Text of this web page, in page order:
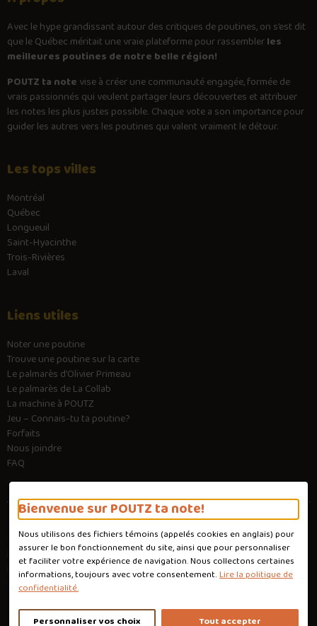
Bienvenue sur POUTZ ta note!
Nous utilisons des fichiers témoins (appelés cookies en anglais) pour
assurer le bon fonctionnement du site, ainsi que pour personnaliser
et faciliter votre expérience de navigation. Nous collectons certaines
informations, toujours avec votre consentement.Lire la politique de
confidentialité.
Personnaliser vos choix Tout accepter
Avec lehypegrandissant autour des critiques de poutines, on s’est dit
que le Québec méritait une vraie plateforme pour rassemblerles
meilleures poutines de notre belle région!
POUTZ ta note vise à créer une communauté engagée, formée de
vrais passionnés qui veulent partager leurs découvertes et attribuer
les notes les plus justes possible. Chaque vote a son importance pour
guider les autres vers les poutines qui valent vraiment le détour.
Les tops villes
Montréal
Québec
Longueuil
Saint-Hyacinthe
Trois-Rivières
Laval
Liens utiles
Noter une poutine
Trouve une poutine sur la carte
Le palmarès d’Olivier Primeau
Le palmarès de La Collab
La machine à POUTZ
Jeu – Connais-tu ta poutine?
Forfaits
Nous joindre
FAQ
Conditions d'utilisation
Politique de confidentialité
Personnaliser les cookies
Conception :Ekloweb